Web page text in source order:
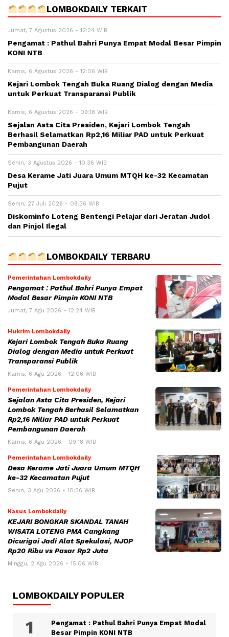
LOMBOKDAILY TERKAIT
Jumat, 7 Agustus 2026 - 12:24 WIB
Pengamat : Pathul Bahri Punya Empat Modal Besar Pimpin
KONI NTB
Kamis, 6 Agustus 2026 - 12:06 WIB
Kejari Lombok Tengah Buka Ruang Dialog dengan Media
untuk Perkuat Transparansi Publik
Kamis, 6 Agustus 2026 - 09:18 WIB
Sejalan Asta Cita Presiden, Kejari Lombok Tengah
Berhasil Selamatkan Rp2,16 Miliar PAD untuk Perkuat
Pembangunan Daerah
Senin, 3 Agustus 2026 - 10:36 WIB
Desa Kerame Jati Juara Umum MTQH ke-32 Kecamatan
Pujut
Senin, 27 Juli 2026 - 09:36 WIB
Diskominfo Loteng Bentengi Pelajar dari Jeratan Judol
dan Pinjol Ilegal
LOMBOKDAILY TERBARU
Pemerintahan Lombokdaily
Pengamat : Pathul Bahri Punya Empat
Modal Besar Pimpin KONI NTB
Jumat, 7 Agu 2026 - 12:24 WIB
Hukrim Lombokdaily
Kejari Lombok Tengah Buka Ruang
Dialog dengan Media untuk Perkuat
Transparansi Publik
Kamis, 6 Agu 2026 - 12:06 WIB
Pemerintahan Lombokdaily
Sejalan Asta Cita Presiden, Kejari
Lombok Tengah Berhasil Selamatkan
Rp2,16 Miliar PAD untuk Perkuat
Pembangunan Daerah
Kamis, 6 Agu 2026 - 09:18 WIB
Pemerintahan Lombokdaily
Desa Kerame Jati Juara Umum MTQH
ke-32 Kecamatan Pujut
Senin, 3 Agu 2026 - 10:36 WIB
Kasus Lombokdaily
KEJARI BONGKAR SKANDAL TANAH
WISATA LOTENG PMA Cangkang
Dicurigai Jadi Alat Spekulasi, NJOP
Rp20 Ribu vs Pasar Rp2 Juta
Minggu, 2 Agu 2026 - 15:06 WIB
LOMBOKDAILY POPULER
Pengamat : Pathul Bahri Punya Empat Modal
Besar Pimpin KONI NTB